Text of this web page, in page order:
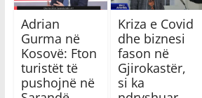
Adrian
Gurma në
Kosovë: Fton
turistët të
pushojnë në
Kriza e Covid
dhe biznesi
fason në
Gjirokastër,
si ka